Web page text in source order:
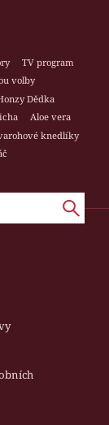
TV program
volby
Dědka
Aloe vera
knedlíky